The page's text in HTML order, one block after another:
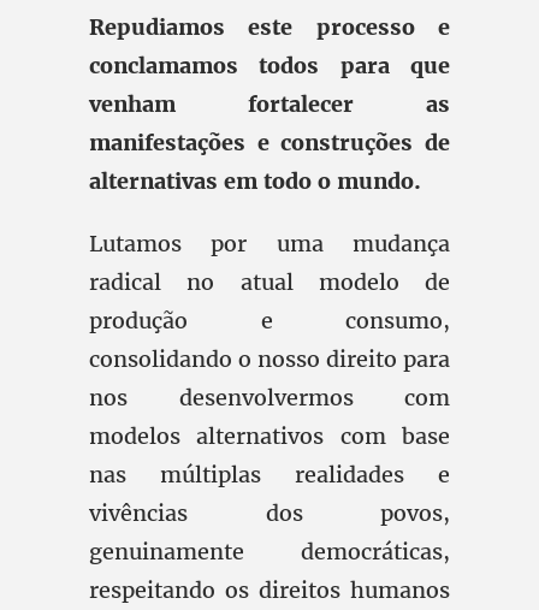
Repudiamos este processo e
conclamamos todos para que
venham fortalecer as
manifestações e construções de
alternativas em todo o mundo.
Lutamos por uma mudança
radical no atual modelo de
produção e consumo,
consolidando o nosso direito para
nos desenvolvermos com
modelos alternativos com base
nas múltiplas realidades e
vivências dos povos,
genuinamente democráticas,
respeitando os direitos humanos